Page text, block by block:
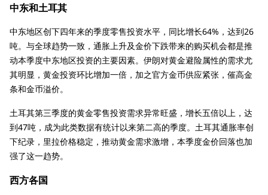
中东和土耳其
中东地区创下四年来的季度零售投资水平，同比增长64%，达到26
吨。与全球趋势一致，通胀上升及金价下跌带来的购买机会都是推
动本季度中东地区投资的主要因素。伊朗对黄金避险属性的需求尤
其明显，黄金投资环比增加一倍，加之官方金币供应紧张，催高金
条和金币溢价。
土耳其第三季度的黄金零售投资需求异常旺盛，增长五倍以上，达
到47吨，成为此类数据有统计以来第二高的季度。土耳其通胀率创
下纪录，里拉价格稳定，推动黄金需求激增，本季度金价回落也加
强了这一趋势。
西方各国